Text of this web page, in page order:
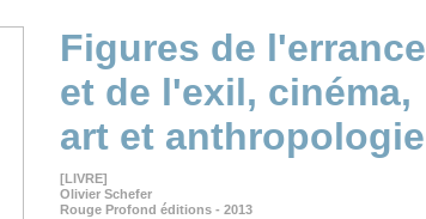
Figures de l'errance
et de l'exil, cinéma,
art et anthropologie
[LIVRE]
Olivier Schefer
Rouge Profond éditions - 2013